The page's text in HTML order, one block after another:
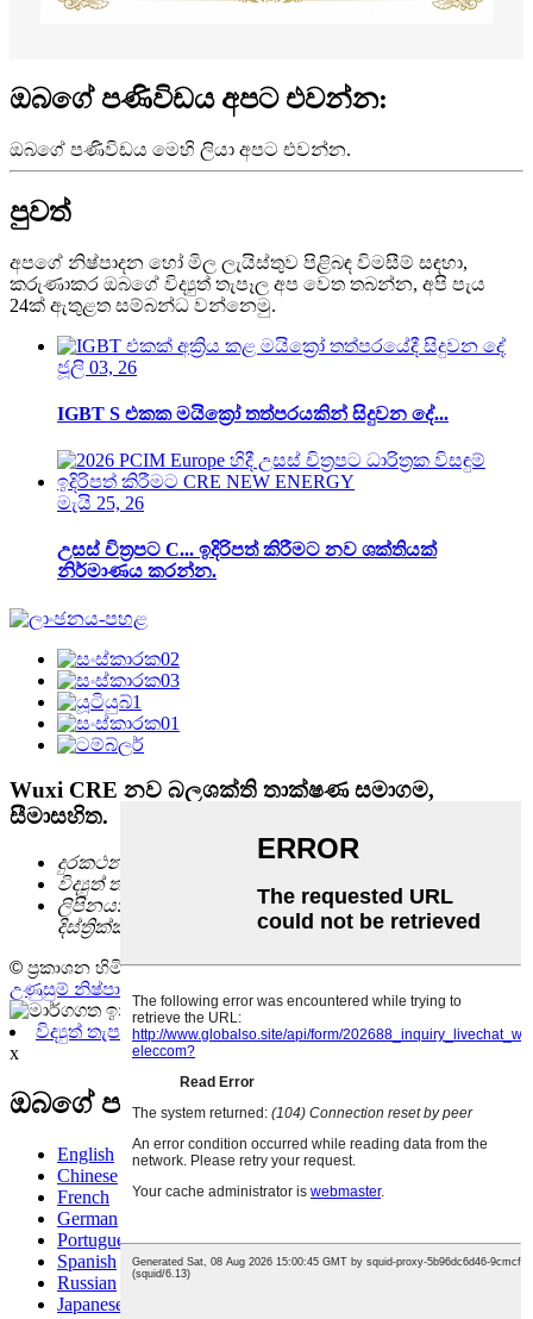
ඔබගේ පණිවිඩය අපට එවන්න:
ඔබගේ පණිවිඩය මෙහි ලියා අපට එවන්න.
පුවත්
අපගේ නිෂ්පාදන හෝ මිල ලැයිස්තුව පිළිබඳ විමසීම් සඳහා,
කරුණාකර ඔබගේ විද්‍යුත් තැපෑල අප වෙත තබන්න, අපි පැය
24ක් ඇතුළත සම්බන්ධ වන්නෙමු.
ජූලි 03, 26
IGBT S එකක මයික්‍රෝ තත්පරයකින් සිදුවන දේ...
මැයි 25, 26
උසස් චිත්‍රපට C... ඉදිරිපත් කිරීමට නව ශක්තියක්
නිර්මාණය කරන්න.
Wuxi CRE නව බලශක්ති තාක්ෂණ සමාගම,
සීමාසහිත.
දුරකථන:
0086-(0)510-81028808
විද්‍යුත් තැපෑල:
info@cre-elec.com
ලිපිනය:
ගොඩනැගිල්ල D, No.789 NanHu මාවත, Liangxi
දිස්ත්‍රික්කය, Wuxi City, Jiangsu පළාත, චීනය 214000
© ප්‍රකාශන හිමිකම - 2010-2022 : සියලුම හිමිකම් ඇවිරිණි.ඉඟි-
උණුසුම් නිෂ්පාදන
විද්‍යුත් තැපෑල යවන්න
x
ඔබගේ පණිවිඩය අපට එවන්න:
English
Chinese
French
German
Portuguese
Spanish
Russian
Japanese